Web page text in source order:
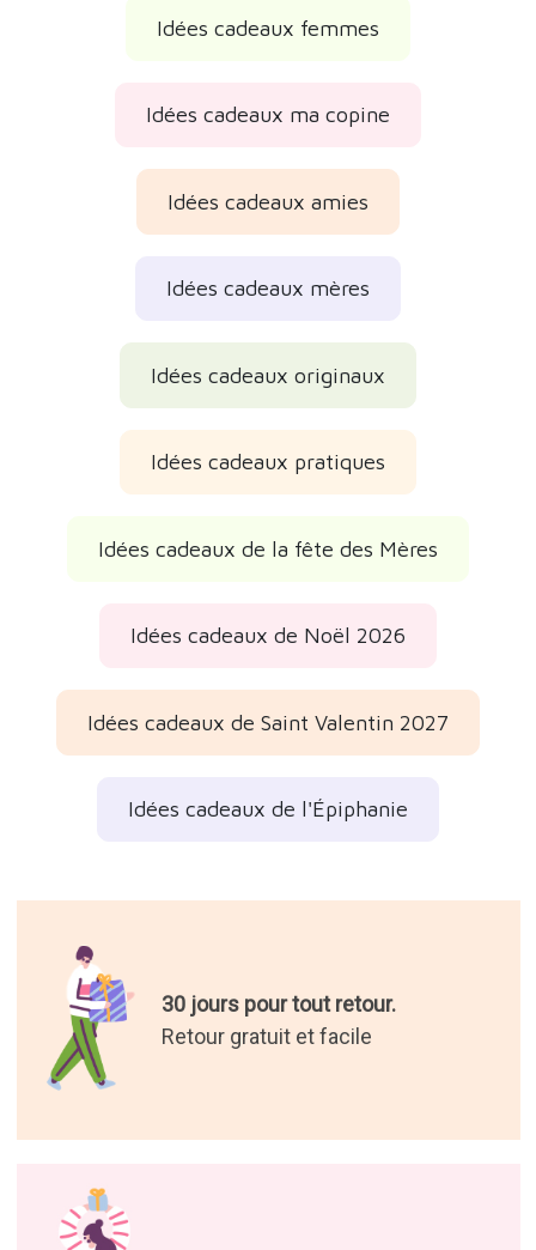
Idées cadeaux femmes
Idées cadeaux ma copine
Idées cadeaux amies
Idées cadeaux mères
Idées cadeaux originaux
Idées cadeaux pratiques
Idées cadeaux de la fête des Mères
Idées cadeaux de Noël 2026
Idées cadeaux de Saint Valentin 2027
Idées cadeaux de l'Épiphanie
30 jours pour tout retour.
Retour gratuit et facile